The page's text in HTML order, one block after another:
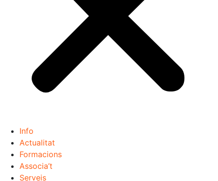
Info
Actualitat
Formacions
Associa’t
Serveis